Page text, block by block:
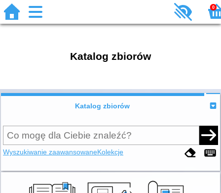
0
Katalog zbiorów
Katalog zbiorów
Wyszukiwanie zaawansowaneKolekcje